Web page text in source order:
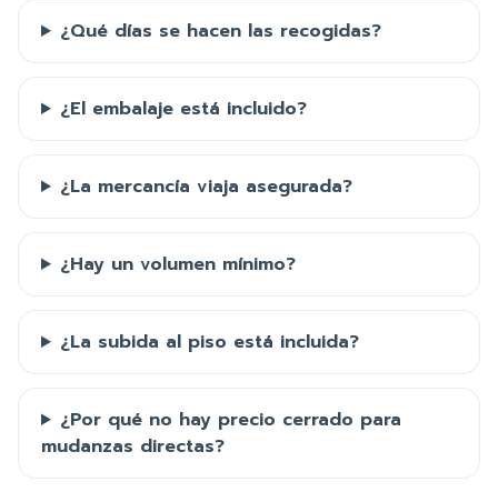
¿Qué días se hacen las recogidas?
¿El embalaje está incluido?
¿La mercancía viaja asegurada?
¿Hay un volumen mínimo?
¿La subida al piso está incluida?
¿Por qué no hay precio cerrado para
mudanzas directas?